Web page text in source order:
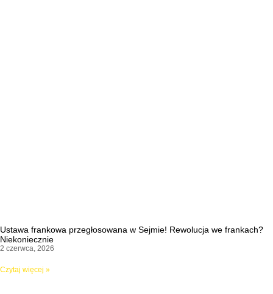
Ustawa frankowa przegłosowana w Sejmie! Rewolucja we frankach?
Niekoniecznie
2 czerwca, 2026
Czytaj więcej »